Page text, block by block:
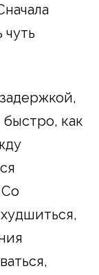
быстро, как